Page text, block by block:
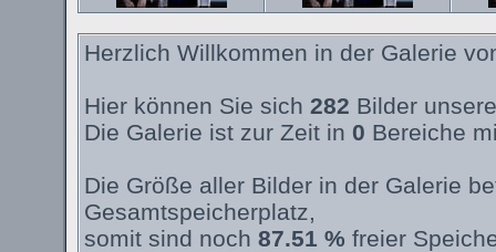
Herzlich Willkommen in der Galerie
Hier können Sie sich 282 Bilder
Die Galerie ist zur Zeit in 0 Bereiche
Die Größe aller Bilder in der Galerie
Gesamtspeicherplatz,
somit sind noch 87.51 % freier